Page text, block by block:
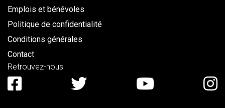
Emplois et bénévoles
Politique de confidentialité
Conditions générales
Contact
Retrouvez-nous